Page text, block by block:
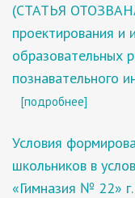
(СТАТЬЯ
проектирования и
образовательных
познавательного
[подробнее]
Условия
школьников в
«Гимназия № 22»